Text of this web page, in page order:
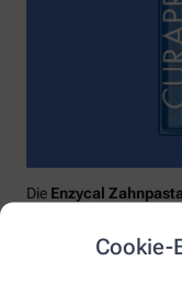
Cookie-
Die Enzycal
Enzymen deine